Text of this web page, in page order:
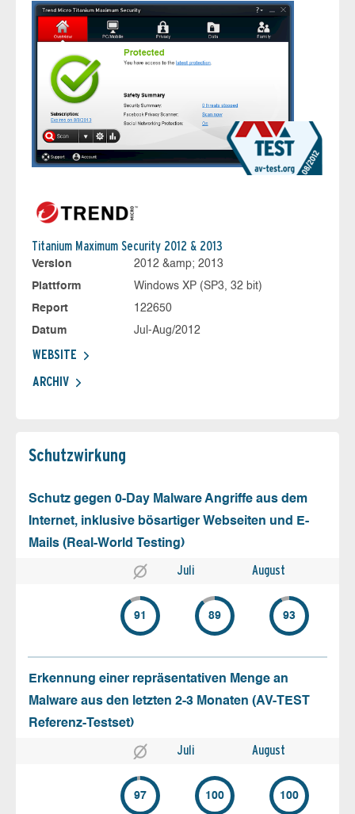
Titanium Maximum Security 2012 & 2013
Version
2012 &amp; 2013
Plattform
Windows XP (SP3, 32 bit)
Report
122650
Datum
Jul-Aug/2012
WEBSITE
ARCHIV
Schutz­wirkung
Schutz gegen 0-Day Malware Angriffe aus dem
Internet, inklusive bösartiger Webseiten und E-
Mails (Real-World Testing)
Juli August
91 89 93
Erkennung einer repräsentativen Menge an
Malware aus den letzten 2-3 Monaten (AV-TEST
Referenz-Testset)
Juli August
97 100 100